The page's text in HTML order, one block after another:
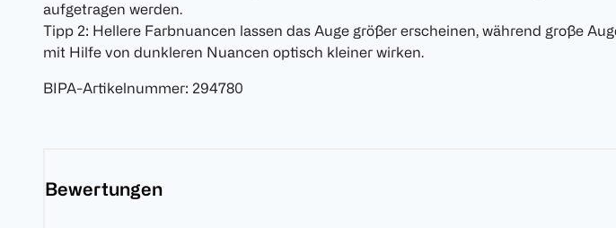
aufgetragen werden.
Tipp 2: Hellere Farbnuancen lassen das Auge größer erscheinen, während große
mit Hilfe von dunkleren Nuancen optisch kleiner wirken.
BIPA-Artikelnummer: 294780
Bewertungen